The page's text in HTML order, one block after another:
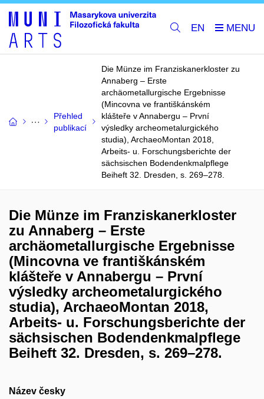
EN
Přehled
publikací
Die Münze im Franziskanerkloster zu
Annaberg – Erste
archäometallurgische Ergebnisse
(Mincovna ve františkánském
klášteře v Annabergu – První
výsledky archeometalurgického
studia), ArchaeoMontan 2018,
Arbeits- u. Forschungsberichte der
sächsischen Bodendenkmalpflege
Beiheft 32. Dresden, s. 269–278.
Die Münze im Franziskanerkloster
zu Annaberg – Erste
archäometallurgische Ergebnisse
(Mincovna ve františkánském
klášteře v Annabergu – První
výsledky archeometalurgického
studia), ArchaeoMontan 2018,
Arbeits- u. Forschungsberichte der
sächsischen Bodendenkmalpflege
Beiheft 32. Dresden, s. 269–278.
Název česky